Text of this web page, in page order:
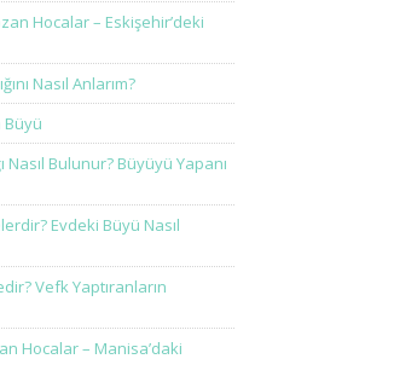
Hocalar – Eskişehir’deki
Nasıl Anlarım?
Büyü
Nasıl Bulunur? Büyüyü Yapanı
Evdeki Büyü Nasıl
Vefk Yaptıranların
Hocalar – Manisa’daki